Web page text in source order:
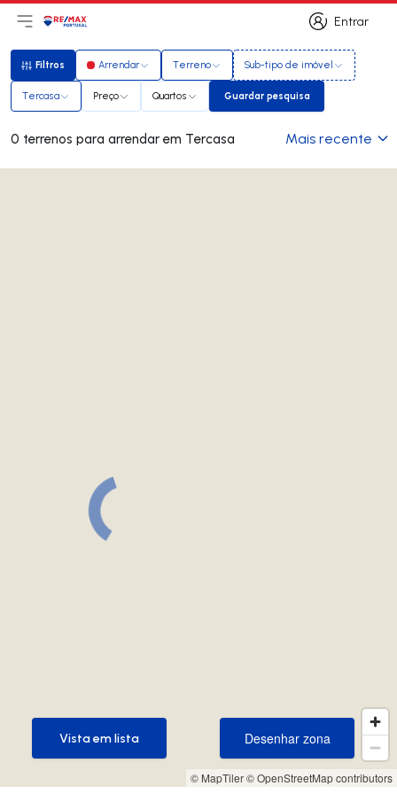
Entrar
Entrar
Abri menu principal
LogoIr para página inicial
Filtros
Filtros Arrendar Terreno Sub-tipo de imóvel
Tercasa Preço Quartos Guardar pesquisa
Guardar pesquisa
0 terrenos para arrendar em Tercasa Mais recente
© MapTiler© OpenStreetMap contributors
Desenhar zona
Desenhar zona
Vista em lista
Vista em lista